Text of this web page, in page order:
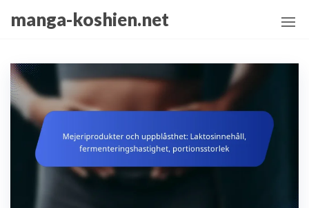
content
manga-koshien.net